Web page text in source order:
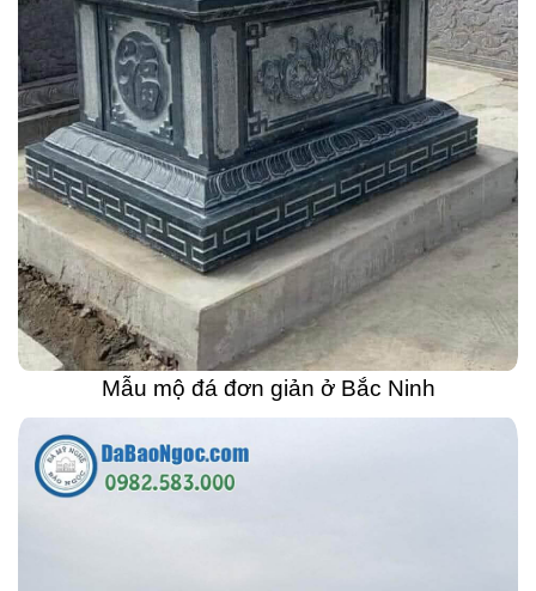
Mẫu mộ đá đơn giản ở Bắc Ninh